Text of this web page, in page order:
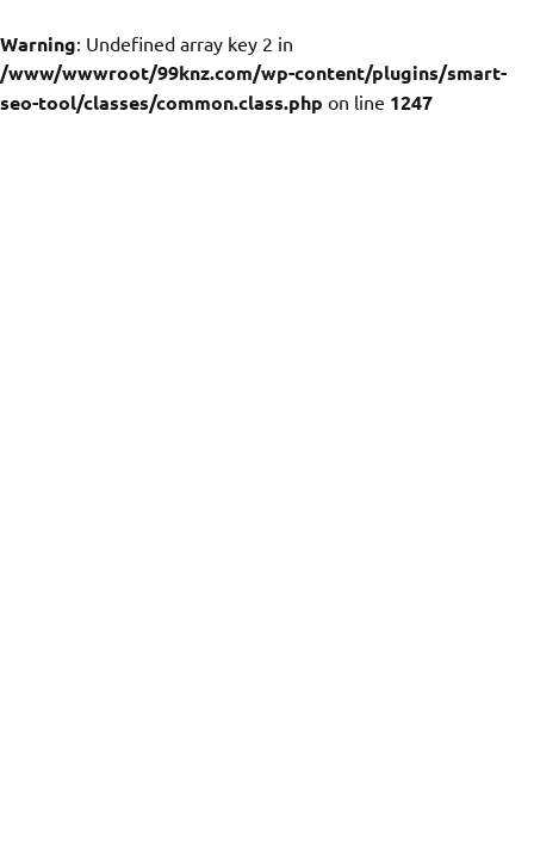
Warning: Undefined array key 2 in
/www/wwwroot/99knz.com/wp-content/plugins/smart-
seo-tool/classes/common.class.php on line 1247